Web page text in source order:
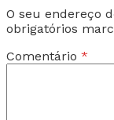
O seu endereço
obrigatórios
Comentário *